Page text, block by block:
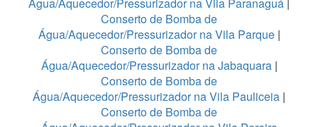
Água/Aquecedor/Pressurizador na Vila Paranaguá |
Conserto de Bomba de
Água/Aquecedor/Pressurizador na Vila Parque|
Conserto de Bomba de
Água/Aquecedor/Pressurizador na Jabaquara|
Conserto de Bomba de
Água/Aquecedor/Pressurizador na Vila Pauliceia |
Conserto de Bomba de